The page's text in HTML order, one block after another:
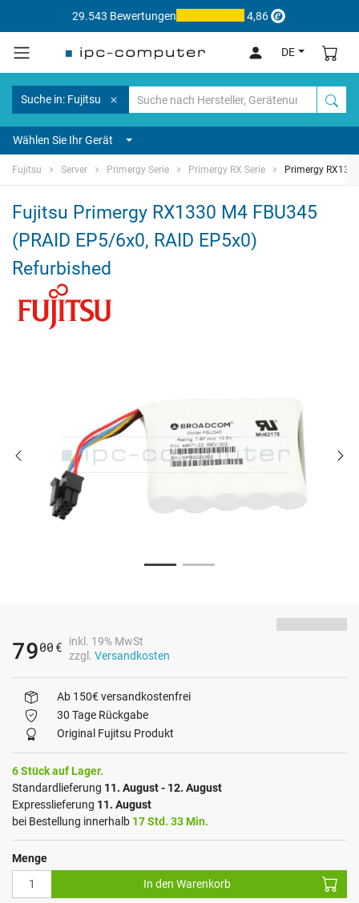
29.543 Bewertungen 4,86
DE
Suche in: Fujitsu
Wählen Sie Ihr Gerät
Fujitsu Server Primergy Serie Primergy RX Serie Primergy
Fujitsu Primergy RX1330 M4 FBU345
(PRAID EP5/6x0, RAID EP5x0)
Refurbished
7900 €
inkl. 19% MwSt
zzgl. Versandkosten
Ab 150€ versandkostenfrei
30 Tage Rückgabe
Original Fujitsu Produkt
6 Stück auf Lager.
Standardlieferung 11. August - 12. August
Expresslieferung 11. August
bei Bestellung innerhalb 17 Std. 33 Min.
Menge
In den Warenkorb